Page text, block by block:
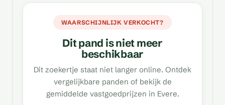
WAARSCHIJNLIJK VERKOCHT?
Dit pand is niet meer
beschikbaar
Dit zoekertje staat niet langer online. Ontdek
vergelijkbare panden of bekijk de
gemiddelde vastgoedprijzen in Evere.